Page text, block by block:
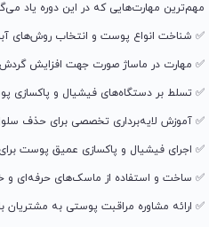
مهم‌ترین مهارت‌هایی که در این دوره یاد
✅ شناخت انواع پوست و انتخاب روش‌های
✅ مهارت در ماساژ صورت جهت افزایش
✅ تسلط بر دستگاه‌های فیشیال و پاکسازی
✅ آموزش لایه‌برداری تخصصی برای حذف
✅ اجرای فیشیال و پاکسازی عمیق پوست
✅ ساخت و استفاده از ماسک‌های حرفه‌ای و
✅ ارائه مشاوره مراقبت پوستی به